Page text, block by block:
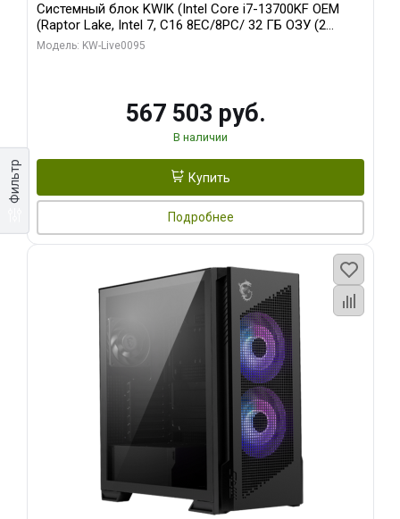
Фильтр
Системный блок KWIK (Intel Core i7-13700KF OEM
(Raptor Lake, Intel 7, C16 8EC/8PC/ 32 ГБ ОЗУ (2
модуля)/ Afox RTX4090 24GB GDDR6X 384-Bit 3xDP
Модель: KW-Live0095
567 503 руб.
В наличии
Купить
Подробнее